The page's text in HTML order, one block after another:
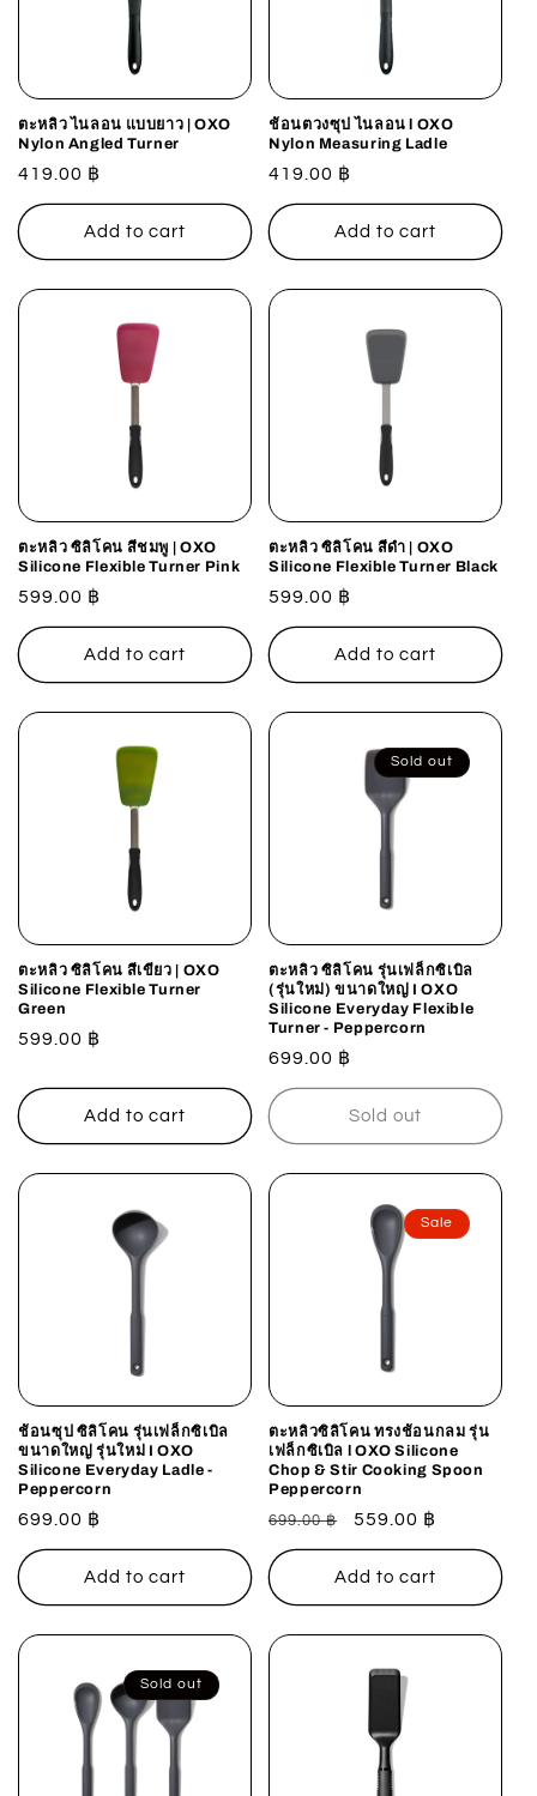
ตะหลิว ไนลอน แบบยาว | OXO
Nylon Angled Turner
Regular
price
419.00 ฿
Add to cart
ช้อนตวงซุป ไนลอน l OXO
Nylon Measuring Ladle
Regular
price
419.00 ฿
Add to cart
ตะหลิว ซิลิโคน สีชมพู | OXO
Silicone Flexible Turner Pink
Regular
price
599.00 ฿
Add to cart
ตะหลิว ซิลิโคน สีดำ | OXO
Silicone Flexible Turner Black
Regular
price
599.00 ฿
Add to cart
ตะหลิว ซิลิโคน สีเขียว | OXO
Silicone Flexible Turner
Green
Regular
599.00 ฿
Add to cart
Sold out
ตะหลิว ซิลิโคน รุ่นเฟล็กซิเบิล
(รุ่นใหม่) ขนาดใหญ่ I OXO
Silicone Everyday Flexible
Turner - Peppercorn
Regular
price
699.00 ฿
Sold out
ช้อนซุป ซิลิโคน รุ่นเฟล็กซิเบิล
ขนาดใหญ่ รุ่นใหม่ I OXO
Silicone Everyday Ladle -
Peppercorn
Regular
price
699.00 ฿
Add to cart
Sale
ตะหลิวซิลิโคน ทรงช้อนกลม รุ่น
เฟล็กซิเบิล l OXO Silicone
Chop & Stir Cooking Spoon
Peppercorn
Regular
price
699.00 ฿
Sale
price
559.00 ฿
Add to cart
Sold out